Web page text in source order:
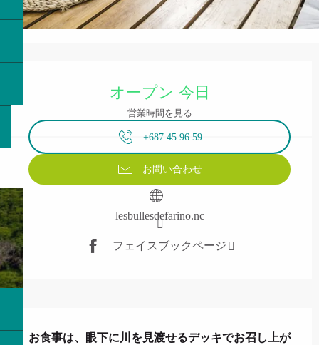
オープン 今日
営業時間を見る
+687 45 96 59
お問い合わせ
lesbullesdefarino.nc
フェイスブックページ
お食事は、眼下に川を見渡せるデッキでお召し上が